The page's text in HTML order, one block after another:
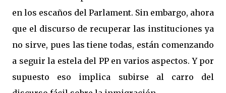
en los escaños del Parlament. Sin embargo, ahora
que el discurso de recuperar las instituciones ya
no sirve, pues las tiene todas, están comenzando
a seguir la estela del PP en varios aspectos. Y por
supuesto eso implica subirse al carro del